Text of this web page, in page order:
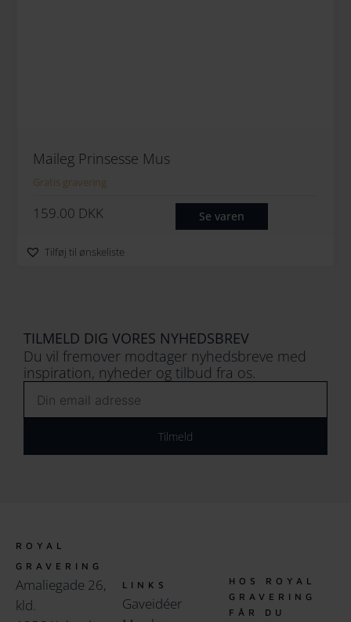
Maileg Prinsesse Mus
Gratis gravering
159.00 DKK Se varen
Tilføj til ønskeliste
TILMELD DIG VORES NYHEDSBREV
Du vil fremover modtager nyhedsbreve med
inspiration, nyheder og tilbud fra os.
Email
Tilmeld
ROYAL
GRAVERING
Amaliegade 26,
kld.
LINKS
Gaveidéer
HOS ROYAL
GRAVERING
FÅR DU